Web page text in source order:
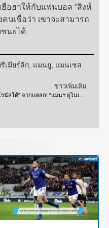
อฮาให้กับแฟนบอล “สิงห์
คนเชื่อว่า เขาจะสามารถ
นะได้
เมียร์ลีก แมนยู
แมนเชส
ข่าวเพิ่มเติม